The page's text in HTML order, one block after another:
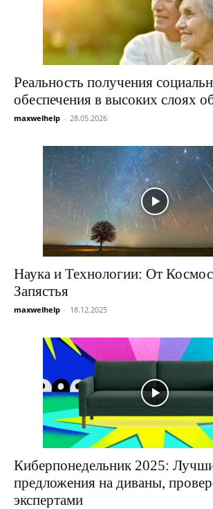
Реальность получения
обеспечения в высоких слоях
maxwelhelp - 28.05.2026
Наука и Технологии: От
Запястья
maxwelhelp - 18.12.2025
Киберпонедельник 2025:
предложения на диваны,
экспертами